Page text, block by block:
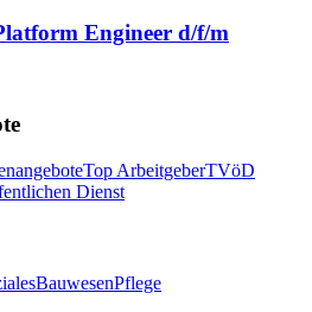
Engineer d/f/m
Top ArbeitgeberTVöD
Dienst
BauwesenPflege